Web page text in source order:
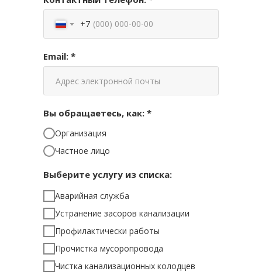
+7
Email: *
Вы обращаетесь, как: *
Организация
Частное лицо
Выберите услугу из списка:
Аварийная служба
Устранение засоров канализации
Профилактически работы
Прочистка мусоропровода
Чистка канализационных колодцев